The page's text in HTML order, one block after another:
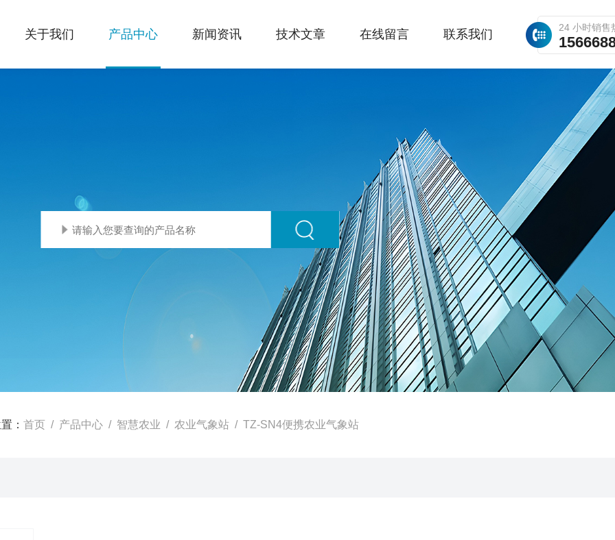
24 小时销售
关于我们 产品中心 新闻资讯 技术文章 在线留言 联系我们
： 首页 / 产品中心 / 智慧农业 / 农业气象站 / TZ-SN4便携农业气象站